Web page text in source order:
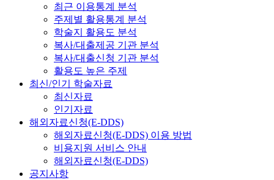
최근 이용통계 분석
주제별 활용통계 분석
학술지 활용도 분석
복사/대출제공 기관 분석
복사/대출신청 기관 분석
활용도 높은 주제
최신/인기 학술자료
최신자료
인기자료
해외자료신청(E-DDS)
해외자료신청(E-DDS) 이용 방법
비용지원 서비스 안내
해외자료신청(E-DDS)
공지사항